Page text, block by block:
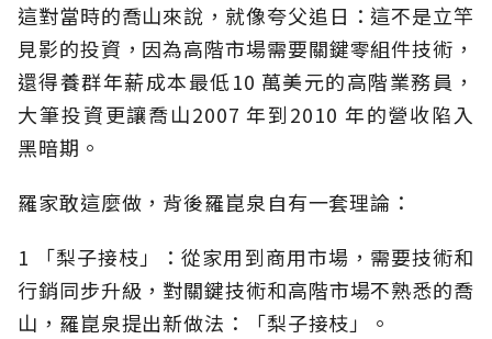
這對當時的喬山來說，就像夸父追日：這不是立竿
見影的投資，因為高階市場需要關鍵零組件技術，
還得養群年薪成本最低10 萬美元的高階業務員，
大筆投資更讓喬山2007 年到2010 年的營收陷入
黑暗期。
羅家敢這麼做，背後羅崑泉自有一套理論：
1 「梨子接枝」：從家用到商用市場，需要技術和
行銷同步升級，對關鍵技術和高階市場不熟悉的喬
山，羅崑泉提出新做法：「梨子接枝」。